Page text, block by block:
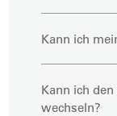
Kann ich
Kann ich
wechseln?